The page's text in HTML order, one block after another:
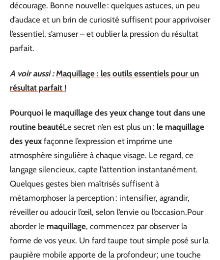
décourage. Bonne nouvelle : quelques astuces, un peu
d’audace et un brin de curiosité suffisent pour apprivoiser
l’essentiel, s’amuser – et oublier la pression du résultat
parfait.
A voir aussi : Maquillage : les outils essentiels pour un
résultat parfait !
Pourquoi le maquillage des yeux change tout dans une
routine beautéLe secret n’en est plus un : le maquillage
des yeux façonne l’expression et imprime une
atmosphère singulière à chaque visage. Le regard, ce
langage silencieux, capte l’attention instantanément.
Quelques gestes bien maîtrisés suffisent à
métamorphoser la perception : intensifier, agrandir,
réveiller ou adoucir l’œil, selon l’envie ou l’occasion.Pour
aborder le maquillage, commencez par observer la
forme de vos yeux. Un fard taupe tout simple posé sur la
paupière mobile apporte de la profondeur ; une touche